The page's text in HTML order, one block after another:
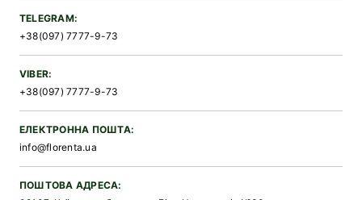
TELEGRAM:
+38(097) 7777-9-73
VIBER:
+38(097) 7777-9-73
ЕЛЕКТРОННА ПОШТА:
info@florenta.ua
ПОШТОВА АДРЕСА: